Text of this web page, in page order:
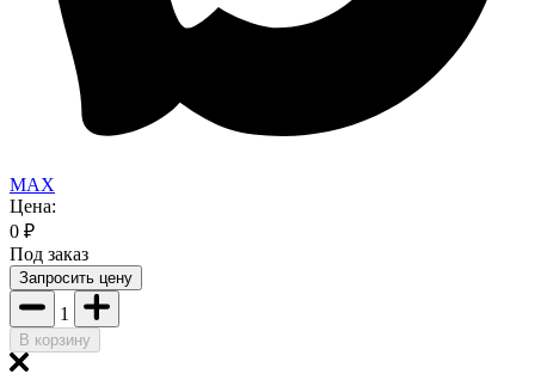
MAX
Цена:
0 ₽
Под заказ
Запросить цену
1
В корзину